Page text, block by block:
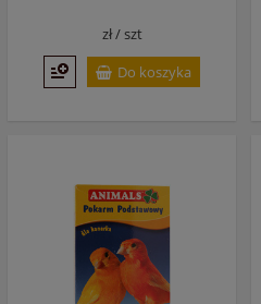
zł /szt
Do koszyka